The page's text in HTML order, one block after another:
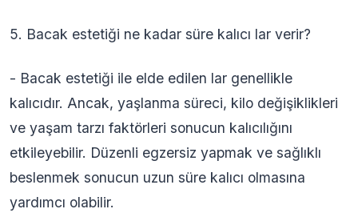
5. Bacak estetiği ne kadar süre kalıcı lar verir?
- Bacak estetiği ile elde edilen lar genellikle
kalıcıdır. Ancak, yaşlanma süreci, kilo değişiklikleri
ve yaşam tarzı faktörleri sonucun kalıcılığını
etkileyebilir. Düzenli egzersiz yapmak ve sağlıklı
beslenmek sonucun uzun süre kalıcı olmasına
yardımcı olabilir.